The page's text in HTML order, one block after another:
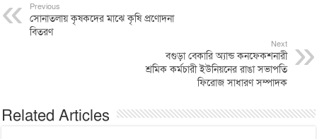
Previous
সোনাতলায় কৃষকদের মাঝে কৃষি প্রণোদনা
বিতরণ
Next
বগুড়া বেকারি অ্যান্ড কনফেকশনারী
শ্রমিক কর্মচারী ইউনিয়নের রাঙা সভাপতি
ফিরোজ সাধারণ সম্পাদক
Related Articles